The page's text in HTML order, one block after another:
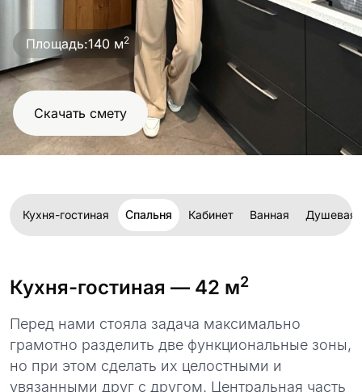
Площадь:140 м2
Скачать смету
Кухня-гостиная Спальня Кабинет Ванная Душевая
Кухня-гостиная — 42 м2
Перед нами стояла задача максимально
грамотно разделить две функциональные зоны,
но при этом сделать их целостными и
увязанными друг с другом. Центральная часть